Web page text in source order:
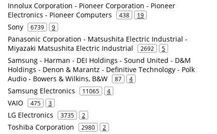
Innolux Corporation - Pioneer Corporation - Pioneer
Electronics - Pioneer Computers
438 19
Sony 6739 9
Panasonic Corporation - Matsushita Electric Industrial -
Miyazaki Matsushita Electric Industrial
2692 5
Samsung - Harman - DEI Holdings - Sound United - D&M
Holdings - Denon & Marantz - Definitive Technology - Polk
Audio - Bowers & Wilkins, B&W
87 4
Samsung Electronics 11065 4
VAIO 475 3
LG Electronics 3735 2
Toshiba Corporation 2980 2